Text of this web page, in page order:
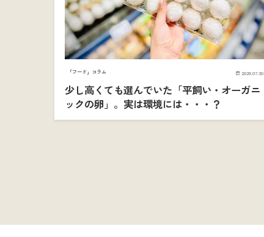
「フード」コラム 2026.07.30
少し高くても選んでいた「平飼い・オーガニ
ックの卵」。実は環境には・・・？